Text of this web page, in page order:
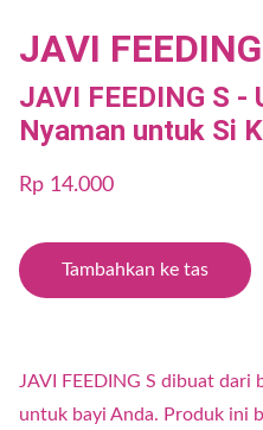
JAVI
JAVI FEEDING S -
Nyaman untuk Si
Rp 14.000
Tambahkan ke tas
JAVI FEEDING S dibuat dari
untuk bayi Anda. Produk ini